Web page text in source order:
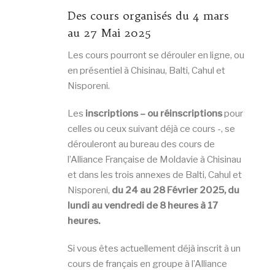
Des cours organisés du 4 mars
au 27 Mai 2025
Les cours pourront se dérouler en ligne, ou
en présentiel à Chisinau, Balti, Cahul et
Nisporeni.
Les inscriptions – ou réinscriptionspour
celles ou ceux suivant déjà ce cours -, se
dérouleront au bureau des cours de
l’Alliance Française de Moldavie à Chisinau
et dans les trois annexes de Balti, Cahul et
Nisporeni, du 24 au 28 Février 2025, du
lundi au vendredi de 8 heures à 17
heures.
Si vous êtes actuellement déjà inscrit à un
cours de français en groupe à l’Alliance